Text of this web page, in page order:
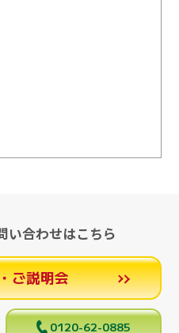
い合わせはこちら
ご説明会
0120-62-0885